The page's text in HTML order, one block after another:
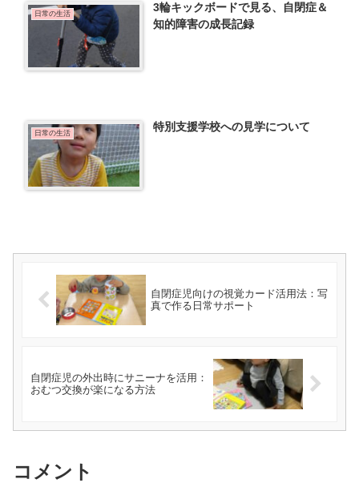
日常の生活
3輪キックボードで見る、自閉症＆
知的障害の成長記録
日常の生活 特別支援学校への見学について
自閉症児向けの視覚カード活用法：写
真で作る日常サポート
自閉症児の外出時にサニーナを活用：
おむつ交換が楽になる方法
コメント